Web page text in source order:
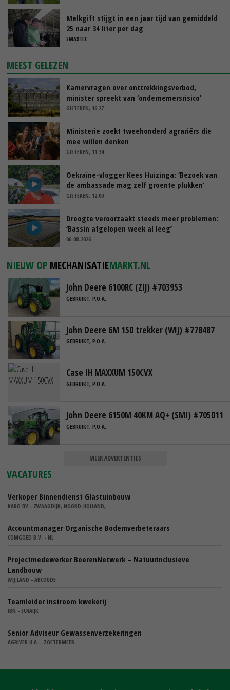
Melkgift stijgt in een jaar tijd van gemiddeld
25 naar 34 liter per dag
SMAXTEC
MEEST GELEZEN
Kamervragen over onttrekkingsverbod,
minister spreekt van ‘ondernemersrisico’
GISTEREN, 16:27
Ministerie zoekt tweehonderd agrariërs die
mee willen denken
GISTEREN, 11:34
Oekraïne-vlogger Kees Huizinga: ‘Bezoek van
de ambassade mag zelf groente plukken’
GISTEREN, 12:00
Droogte veroorzaakt steeds meer problemen:
‘Bassin afgelopen week al leeg’
06-08-2026
NIEUW OP MECHANISATIEMARKT.NL
John Deere 6100RC (ZIJ) #703953
GEBRUIKT, P.O.A.
John Deere 6M 150 trekker (WIJ) #778487
GEBRUIKT, P.O.A.
Case IH MAXXUM 150CVX
GEBRUIKT, P.O.A.
John Deere 6150M 40KM AQ+ (SMI) #705011
GEBRUIKT, P.O.A.
MEER ADVERTENTIES
VACATURES
Verkoper Binnendienst Glastuinbouw
KARO BV - ZWAAGDIJK, NOORD-HOLLAND,
Accountmanager Organische Bodemverbeteraars
COMGOED B.V. - NL
Projectmedewerker BoerenNetwerk – Natuurinclusieve
Landbouw
WIJ.LAND - ABCOUDE
Teamleider instroom kwekerij
IBN - SCHAIJK
Senior Adviseur Gewassenverzekeringen
AGRIVER U.A. - ZOETERMEER